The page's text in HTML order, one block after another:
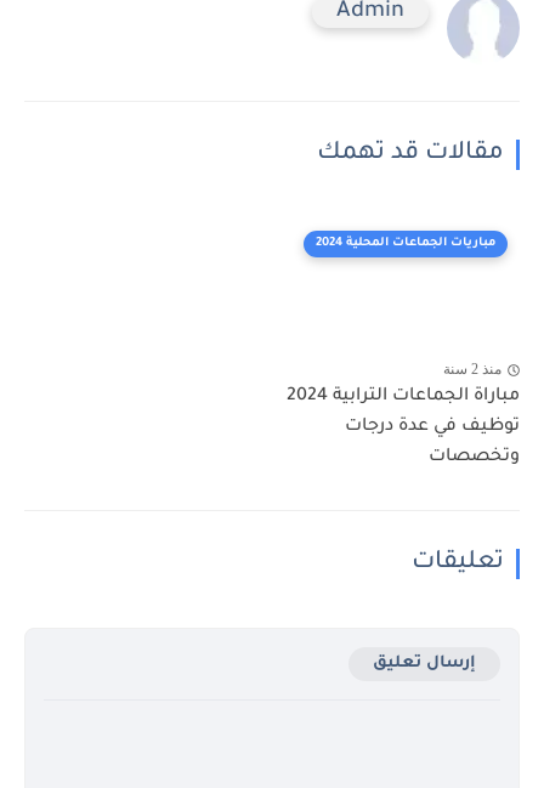
Admin
مقالات قد تهمك
مباريات الجماعات المحلية 2024
منذ 2 سنة
مباراة الجماعات الترابية 2024
توظيف في عدة درجات
وتخصصات
تعليقات
إرسال تعليق